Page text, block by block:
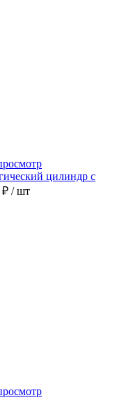
цилиндр с
₽ / шт